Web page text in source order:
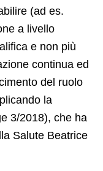
(ad es.
a livello
e non più
continua ed
del ruolo
la
3/2018), che ha
Salute Beatrice